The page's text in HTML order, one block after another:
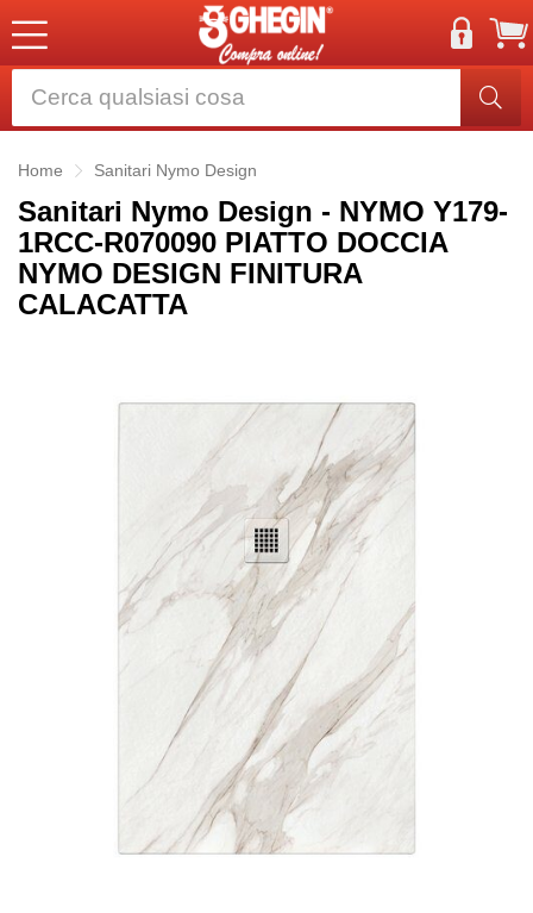
Home Sanitari Nymo Design
Sanitari Nymo Design - NYMO Y179-
1RCC-R070090 PIATTO DOCCIA
NYMO DESIGN FINITURA
CALACATTA